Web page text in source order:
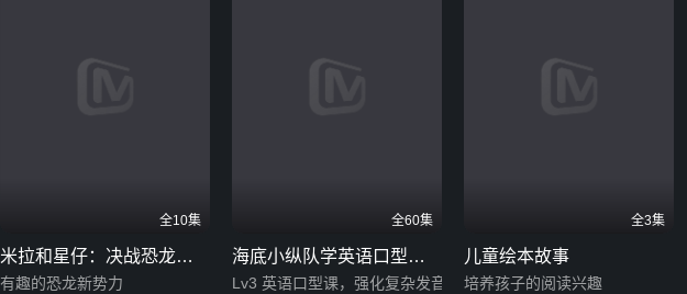
全10集
米拉和星仔：决战恐龙新
世界
有趣的恐龙新势力
全60集
海底小纵队学英语口型课
Lv3
Lv3 英语口型课，强化复杂发音口型掌握
全3集
儿童绘本故事
培养孩子的阅读兴趣